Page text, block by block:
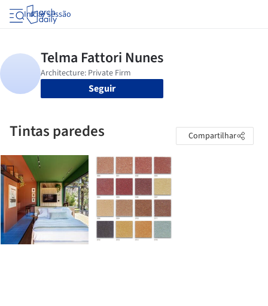
Iniciar sessão
Seguir
Tintas paredes Compartilhar